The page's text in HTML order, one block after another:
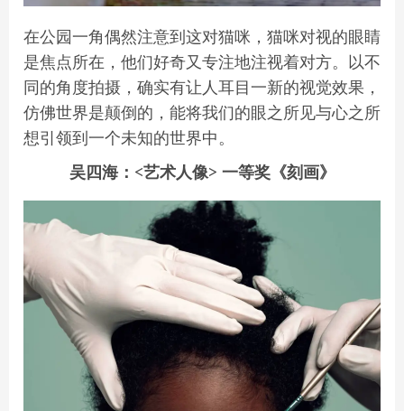
在公园一角偶然注意到这对猫咪，猫咪对视的眼睛
是焦点所在，他们好奇又专注地注视着对方。以不
同的角度拍摄，确实有让人耳目一新的视觉效果，
仿佛世界是颠倒的，能将我们的眼之所见与心之所
想引领到一个未知的世界中。
吴四海：<艺术人像> 一等奖《刻画》